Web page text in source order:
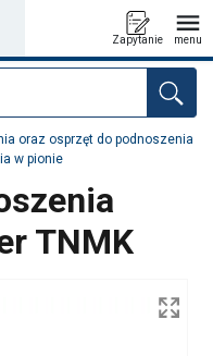
Zapytanie menu
oraz osprzęt do podnoszenia
w pionie
TNMK